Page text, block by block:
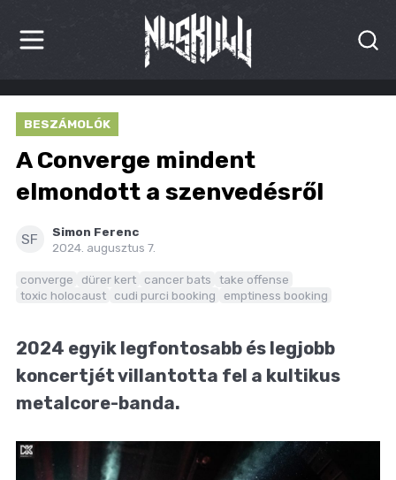
HÍREK
KRITIKÁK
BESZÁMOLÓK
KULT
MÁSVILÁG
BLOG
BESZÁMOLÓK
A Converge mindent
elmondott a szenvedésről
SF
Simon Ferenc
2024. augusztus 7.
converge dürer kert cancer bats
take offense
toxic holocaust
cudi purci booking emptiness booking
2024 egyik legfontosabb és legjobb
koncertjét villantotta fel a kultikus
metalcore-banda.